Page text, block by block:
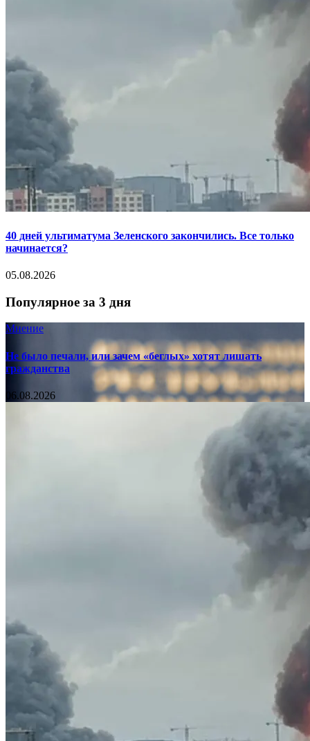
40 дней ультиматума Зеленского закончились. Все только
начинается?
05.08.2026
Популярное за 3 дня
Мнение
Не было печали, или зачем «беглых» хотят лишать
гражданства
06.08.2026